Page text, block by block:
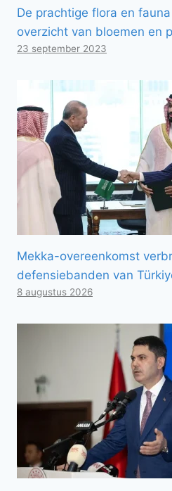
De prachtige flora en
overzicht van bloemen en
23 september 2023
Mekka-overeenkomst
defensiebanden van
8 augustus 2026